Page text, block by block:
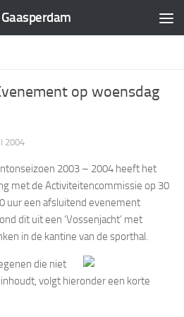
op woensdag
2004
2003 – 2004 heeft het
met de Activiteitencommissie op 30
uur een afsluitend evenement
dit uit een ‘Vossenjacht’ met
in de kantine van de sporthal.
die niet
volgt hieronder een korte